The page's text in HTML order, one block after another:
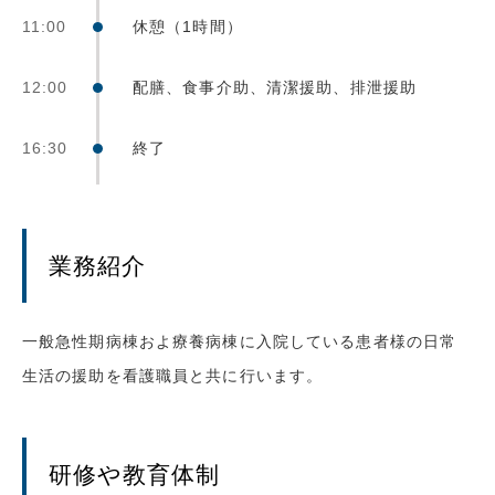
11:00 休憩（1時間）
12:00 配膳、食事介助、清潔援助、排泄援助
16:30 終了
業務紹介
一般急性期病棟およ療養病棟に入院している患者様の日常
生活の援助を看護職員と共に行います。
研修や教育体制